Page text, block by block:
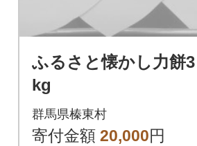
ふるさと懐かし力餅3
kg
群馬県榛東村
寄付金額 20,000円